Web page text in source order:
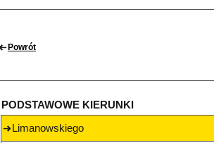
Powrót
PODSTAWOWE KIERUNKI
Limanowskiego